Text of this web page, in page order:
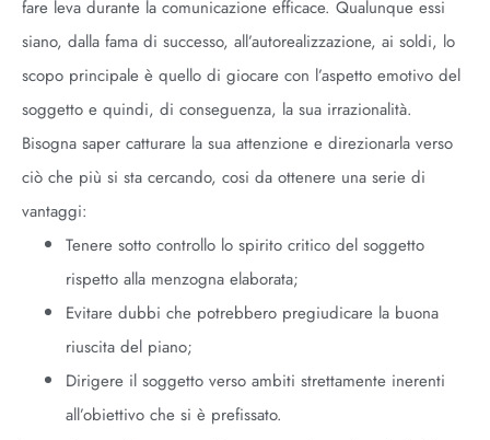
fare leva durante la comunicazione efficace. Qualunque essi
siano, dalla fama di successo, all’autorealizzazione, ai soldi, lo
scopo principale è quello di giocare con l’aspetto emotivo del
soggetto e quindi, di conseguenza, la sua irrazionalità.
Bisogna saper catturare la sua attenzione e direzionarla verso
ciò che più si sta cercando, cosi da ottenere una serie di
vantaggi:
Tenere sotto controllo lo spirito critico del soggetto
rispetto alla menzogna elaborata;
Evitare dubbi che potrebbero pregiudicare la buona
riuscita del piano;
Dirigere il soggetto verso ambiti strettamente inerenti
all’obiettivo che si è prefissato.